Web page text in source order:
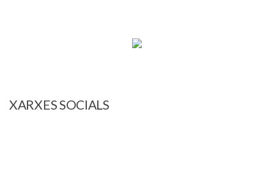
XARXES SOCIALS